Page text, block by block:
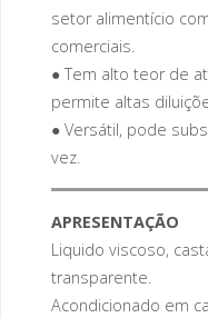
setor alimentício
comerciais.
● Tem alto teor de
permite altas
● Versátil, pode
vez.
APRESENTAÇÃO
Liquido viscoso,
transparente.
Acondicionado em